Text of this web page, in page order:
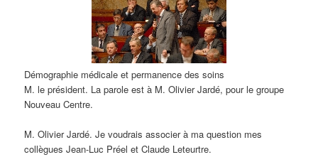
Démographie médicale et permanence des soins
M. le président. La parole est à M. Olivier Jardé, pour le groupe
Nouveau Centre.
M. Olivier Jardé. Je voudrais associer à ma question mes
collègues Jean-Luc Préel et Claude Leteurtre.